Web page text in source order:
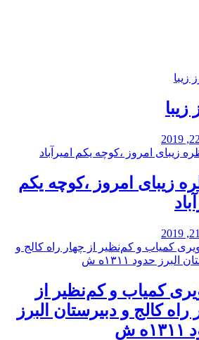
زیبا
زیبای امروز ،کوچه یکم
کمیاب و کم‌نظیر از
راه كالج و دبيرستان البرز
ش